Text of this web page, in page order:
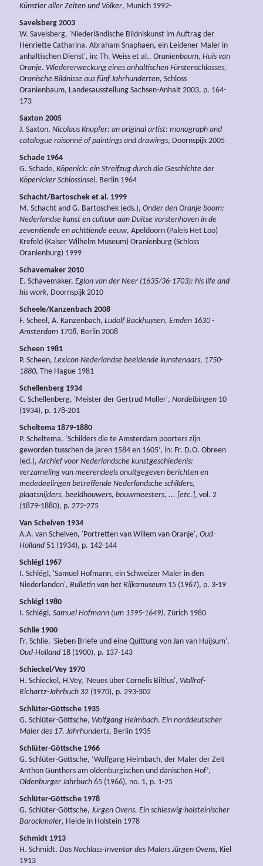
Künstler aller Zeiten und Völker, Munich 1992-
Savelsberg 2003
W. Savelsberg, 'Niederländische Bildniskunst im Auftrag der
Henriette Catharina. Abraham Snaphaen, ein Leidener Maler in
anhaltischen Dienst', in: Th. Weiss et al., Oranienbaum, Huis van
Oranje. Wiedererweckung eines anhaltischen Fürstenschlosses,
Oranische Bildnisse aus fünf Jahrhunderten, Schloss
Oranienbaum, Landesausstellung Sachsen-Anhalt 2003, p. 164-
173
Saxton 2005
J. Saxton, Nicolaus Knupfer: an original artist: monograph and
catalogue raisonné of paintings and drawings, Doornspijk 2005
Schade 1964
G. Schade, Köpenick: ein Streifzug durch die Geschichte der
Köpenicker Schlossinsel, Berlin 1964
Schacht/Bartoschek et al. 1999
M. Schacht and G. Bartoschek (eds.), Onder den Oranje boom:
Nederlandse kunst en cultuur aan Duitse vorstenhoven in de
zeventiende en achttiende eeuw, Apeldoorn (Paleis Het Loo)
Krefeld (Kaiser Wilhelm Museum) Oranienburg (Schloss
Oranienburg) 1999
Schavemaker 2010
E. Schavemaker, Eglon van der Neer (1635/36-1703): his life and
his work, Doornspijk 2010
Scheele/Kanzenbach 2008
F. Scheel, A. Kanzenbach, Ludolf Backhuysen, Emden 1630 -
Amsterdam 1708, Berlin 2008
Scheen 1981
P. Scheen, Lexicon Nederlandse beeldende kunstenaars, 1750-
1880, The Hague 1981
Schellenberg 1934
C. Schellenberg, 'Meister der Gertrud Moller', Nordelbingen 10
(1934), p. 178-201
Scheltema 1879-1880
P. Scheltema, ‘Schilders die te Amsterdam poorters zijn
geworden tusschen de jaren 1584 en 1605’, in: Fr. D.O. Obreen
(ed.), Archief voor Nederlandsche kunstgeschiedenis:
verzameling van meerendeels onuitgegeven berichten en
mededeelingen betreffende Nederlandsche schilders,
plaatsnijders, beeldhouwers, bouwmeesters, ... [etc.], vol. 2
(1879-1880), p. 272-275
Van Schelven 1934
A.A. van Schelven, 'Portretten van Willem van Oranje', Oud-
Holland 51 (1934), p. 142-144
Schlégl 1967
I. Schlégl, 'Samuel Hofmann, ein Schweizer Maler in den
Niederlanden', Bulletin van het Rijksmuseum 15 (1967), p. 3-19
Schlégl 1980
I. Schlégl, Samuel Hofmann (um 1595-1649), Zürich 1980
Schlie 1900
Fr. Schlie, 'Sieben Briefe und eine Quittung von Jan van Huijsum',
Oud-Holland 18 (1900), p. 137-143
Schieckel/Vey 1970
H. Schieckel, H.Vey, 'Neues über Cornelis Biltius', Wallraf-
Richartz-Jahrbuch 32 (1970), p. 293-302
Schlüter-Göttsche 1935
G. Schlüter-Göttsche, Wolfgang Heimbach. Ein norddeutscher
Maler des 17. Jahrhunderts, Berlin 1935
Schlüter-Göttsche 1966
G. Schlüter-Göttsche, ‘Wolfgang Heimbach, der Maler der Zeit
Anthon Günthers am oldenburgischen und dänischen Hof’,
Oldenburger Jahrbuch 65 (1966), no. 1, p. 1-25
Schlüter-Göttsche 1978
G. Schlüter-Göttsche, Jürgen Ovens. Ein schleswig-holsteinischer
Barockmaler, Heide in Holstein 1978
Schmidt 1913
H. Schmidt, Das Nachlass-Inventar des Malers Jürgen Ovens, Kiel
1913